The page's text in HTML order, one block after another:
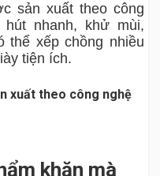
sản xuất theo công
nhanh, khử mùi,
thể xếp chồng nhiều
tiện ích.
xuất theo công nghệ
khăn mà